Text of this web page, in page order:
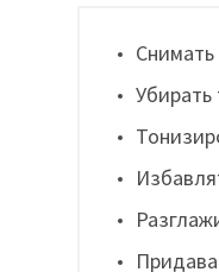
Снимать
Убирать